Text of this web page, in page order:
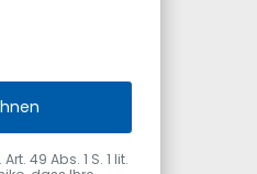
49 Abs. 1 S. 1 lit.